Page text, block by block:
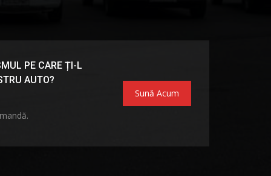
PE CARE ȚI-L
AUTO?
Sună Acum